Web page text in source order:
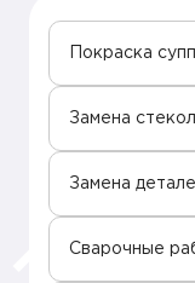
Покраска
Замена стекол
Замена
Сварочные